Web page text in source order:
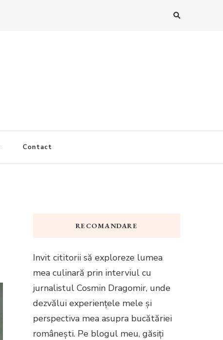
Contact
RECOMANDARE
Invit cititorii să exploreze lumea
mea culinară prin interviul cu
jurnalistul Cosmin Dragomir, unde
dezvălui experiențele mele și
perspectiva mea asupra bucătăriei
românești. Pe blogul meu, găsiți